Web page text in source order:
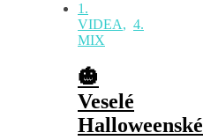
1.
VIDEA, 4.
MIX
🎃
Veselé
Halloweenské